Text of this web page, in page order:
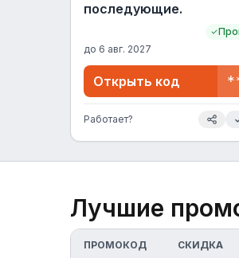
последующие.
до 6 авг. 2027
Открыть код
Работает?
Лучшие
ПРОМОКОД СКИДКА